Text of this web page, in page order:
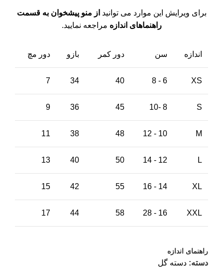
برای ویرایش این موارد می توانید از منو پیشخوان به قسمت
راهنماهای اندازه مراجعه نمایید.
اندازه سن دور کمر بازو دور مچ
XS
6 - 8
40
34
7
S
8 -10
45
36
9
M
10 - 12
48
38
11
L
12 - 14
50
40
13
XL
14 - 16
55
42
15
XXL
16 - 28
58
44
17
راهنمای اندازه
دسته: دسته گل